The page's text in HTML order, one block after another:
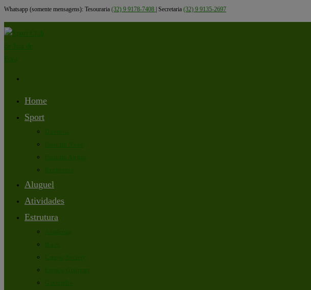
Whatsapp (somente mensagens): Tesouraria (32) 9 9178-7408 | Secretaria (32) 9 9135-2697
Home
Sport
Diretoria
Estatuto Novo
Estatuto Antigo
Regimento
Aluguel
Atividades
Estrutura
Academia
Campo Society
Espaço Gourmet